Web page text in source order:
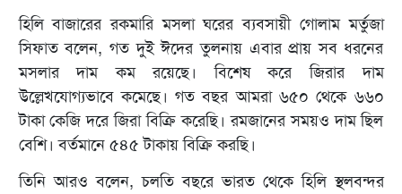
হিলি বাজারের রকমারি মসলা ঘরের ব্যবসায়ী গোলাম মর্তুজা
সিফাত বলেন, গত দুই ঈদের তুলনায় এবার প্রায় সব ধরনের
মসলার দাম কম রয়েছে। বিশেষ করে জিরার দাম
উল্লেখযোগ্যভাবে কমেছে। গত বছর আমরা ৬৫০ থেকে ৬৬০
টাকা কেজি দরে জিরা বিক্রি করেছি। রমজানের সময়ও দাম ছিল
বেশি। বর্তমানে ৫৪৫ টাকায় বিক্রি করছি।
তিনি আরও বলেন, চলতি বছরে ভারত থেকে হিলি স্থলবন্দর